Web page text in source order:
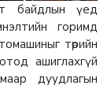
байдлын үед
горимд
төрийн
ашиглахгүй
дуудлагын